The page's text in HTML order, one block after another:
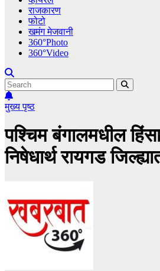
राजकारण
फोटो
खमंग मेजवानी
360°Photo
360°Video
मुख्य पृष्ठ
पश्चिम बंगालमधील
निषेधार्थ रायगड